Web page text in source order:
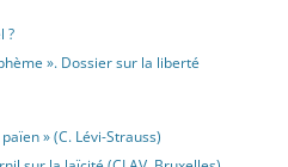
?
». Dossier sur la liberté
» (C. Lévi-Strauss)